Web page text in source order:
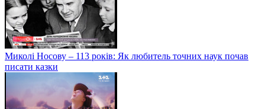
Миколі Носову – 113 років: Як любитель точних наук почав
писати казки